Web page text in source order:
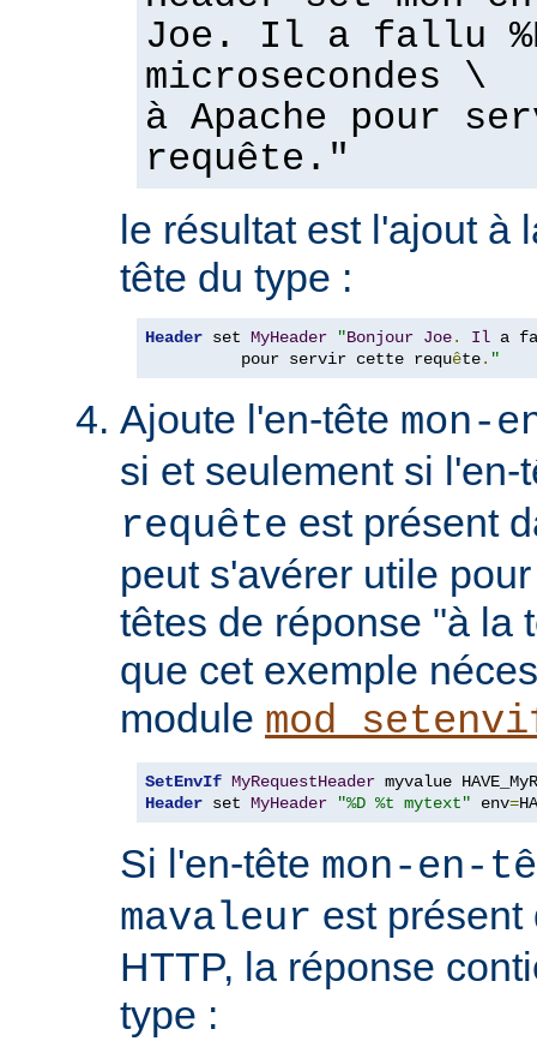
Joe. Il a fallu
microsecondes \
à Apache pour
requête."
le résultat est l'ajout à
tête du type :
Header set MyHeader "Bonjour Joe. Il a
          pour servir cette requ
ête. "
Ajoute l'en-tête mon-
si et seulement si
requête est présent
peut s'avérer utile
têtes de réponse "à la
que cet exemple
module
SetEnvIf MyRequestHeader
Header set MyHeader "%D %t mytext" env=
Si l'en-tête mon-en-
mavaleur est présent
HTTP, la réponse
type :